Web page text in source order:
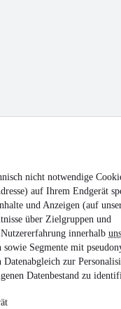
nicht notwendige
auf Ihrem Endgerät
und Anzeigen (auf
über Zielgruppen und
innerhalb
Segmente mit
Datenabgleich zur
Datenbestand zu
Mercedes-Benz
444.000 €
Andere•8.370 mm•
243 kW (330 PS)•